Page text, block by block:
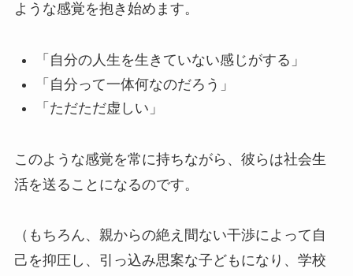
ような感覚を抱き始めます。
「自分の人生を生きていない感じがする」
「自分って一体何なのだろう」
「ただただ虚しい」
このような感覚を常に持ちながら、彼らは社会生
活を送ることになるのです。
（もちろん、親からの絶え間ない干渉によって自
己を抑圧し、引っ込み思案な子どもになり、学校